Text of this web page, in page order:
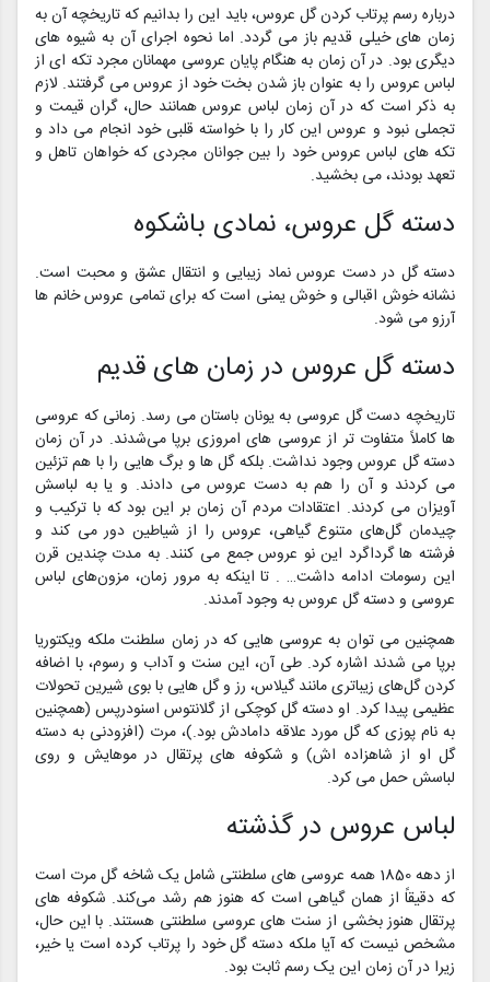
درباره رسم پرتاب کردن گل عروس، باید این را بدانیم که تاریخچه آن به
زمان‌‌‌‌ های خیلی قدیم باز می‌ گردد. اما نحوه اجرای آن به شیوه‌‌‌‌ های
دیگری بود. در آن زمان به هنگام پایان عروسی مهمانان مجرد تکه ای از
لباس عروس را به عنوان باز شدن بخت خود از عروس می‌ گرفتند. لازم
به ذکر است که در آن زمان لباس عروس همانند حال، گران قیمت و
تجملی نبود و عروس این کار را با خواسته قلبی خود انجام می داد و
تکه های لباس عروس خود را بین جوانان مجردی که خواهان تاهل و
تعهد بودند، می بخشید.
دسته گل عروس، نمادی باشکوه
دسته گل در دست عروس نماد زیبایی و انتقال عشق و محبت است.
نشانه خوش اقبالی و خوش یمنی است که برای تمامی عروس خانم ها
آرزو می شود.
دسته گل عروس در زمان های قدیم
تاریخچه دست گل عروسی به یونان باستان می رسد. زمانی که عروسی
ها کاملاً متفاوت تر از عروسی‌‌‌‌ های امروزی برپا می‌شدند. در آن زمان
دسته گل عروس وجود نداشت. بلکه گل ها و برگ هایی را با هم تزئین
می‌ کردند و آن را هم به دست عروس می‌ دادند. و یا به لباسش
آویزان می‌ کردند. اعتقادات مردم آن زمان بر این بود که با ترکیب و
چیدمان گل‌‌‌‌های متنوع گیاهی، عروس را از شیاطین دور می کند و
فرشته ها گرداگرد این نو عروس جمع می کنند. به مدت چندین قرن
این رسومات ادامه داشت… . تا اینکه به مرور زمان، مزون‌‌‌‌های لباس
عروسی و دسته گل عروس به وجود آمدند.
همچنین می‌ توان به عروسی هایی که در زمان سلطنت ملکه ویکتوریا
برپا می‌ شدند اشاره کرد. طی آن، این سنت و آداب و رسوم، با اضافه
کردن گل‌‌‌‌های زیباتری مانند گیلاس، رز و گل هایی با بوی شیرین تحولات
عظیمی پیدا کرد. او دسته گل کوچکی از گلانتوس اسنودرپس (همچنین
به نام پوزی که گل مورد علاقه دامادش بود.)، مرت (افزودنی به دسته
گل او از شاهزاده اش) و شکوفه های پرتقال در موهایش و روی
لباسش حمل می کرد.
لباس عروس در گذشته
از دهه 1850 همه عروسی‌ های سلطنتی شامل یک شاخه گل مرت است
که دقیقاً از همان گیاهی است که هنوز هم رشد می‌کند. شکوفه های
پرتقال هنوز بخشی از سنت های عروسی سلطنتی هستند. با این حال،
مشخص نیست که آیا ملکه دسته گل خود را پرتاب کرده است یا خیر،
زیرا در آن زمان این یک رسم ثابت بود.